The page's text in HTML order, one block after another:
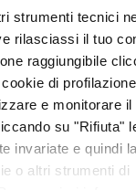
strumenti tecnici
rilasciassi il tuo
raggiungibile
di
e monitorare il
su "Rifiuta"
invariate e quindi
o altri strumenti di
e ai loro
territorio
dotato di scivoli,
mobili e